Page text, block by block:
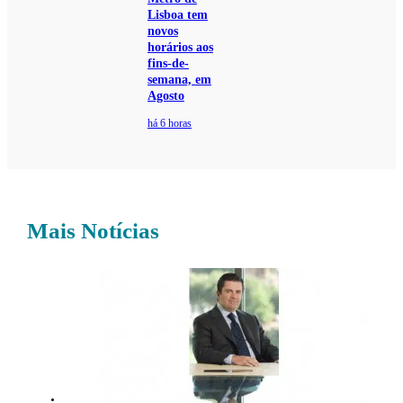
Lisboa tem
novos
horários aos
fins-de-
semana, em
Agosto
há 6 horas
Mais Notícias